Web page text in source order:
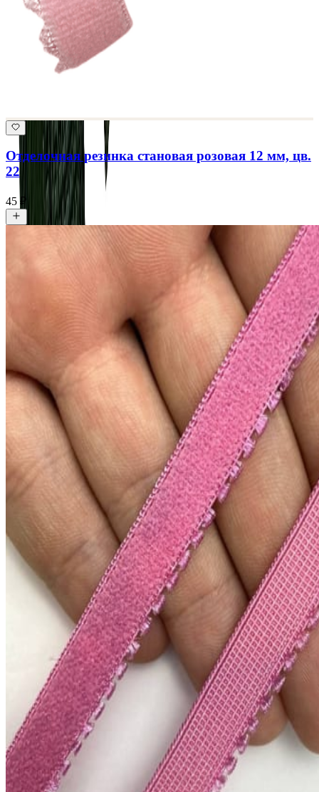
Отделочная резинка становая розовая 12 мм, цв.
22
45 ₽